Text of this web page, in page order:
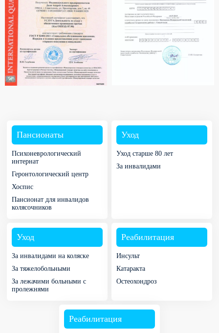
Пансионаты
Психоневрологический
интернат
Геронтологический центр
Хоспис
Пансионат для инвалидов
колясочников
Уход
Уход старше 80 лет
За инвалидами
Уход
За инвалидами на коляске
За тяжелобольными
За лежачими больными с
пролежнями
Реабилитация
Инсульт
Катаракта
Остеохондроз
Реабилитация